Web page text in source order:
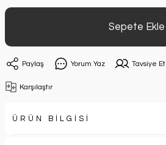
Sepete Ekle
Paylaş Yorum Yaz Tavsiye Et
Karşılaştır
ÜRÜN BİLGİSİ